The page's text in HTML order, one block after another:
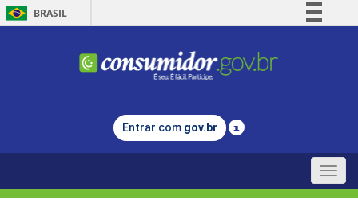
BRASIL
Comunica BR
Legislação
Entrar com gov.br
Toggle